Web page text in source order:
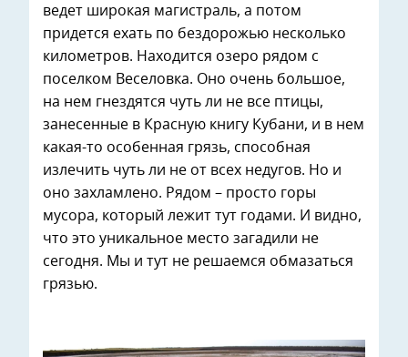
ведет широкая магистраль, а потом
придется ехать по бездорожью несколько
километров. Находится озеро рядом с
поселком Веселовка. Оно очень большое,
на нем гнездятся чуть ли не все птицы,
занесенные в Красную книгу Кубани, и в нем
какая-то особенная грязь, способная
излечить чуть ли не от всех недугов. Но и
оно захламлено. Рядом – просто горы
мусора, который лежит тут годами. И видно,
что это уникальное место загадили не
сегодня. Мы и тут не решаемся обмазаться
грязью.